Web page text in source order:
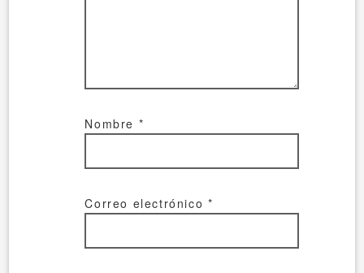
Nombre *
Correo electrónico *